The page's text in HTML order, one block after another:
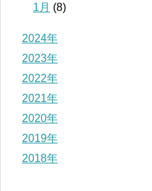
1月 (8)
2024年
2023年
2022年
2021年
2020年
2019年
2018年